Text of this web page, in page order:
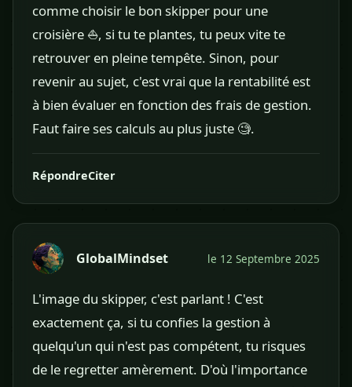
comme choisir le bon skipper pour une
croisière ⛵, si tu te plantes, tu peux vite te
retrouver en pleine tempête. Sinon, pour
revenir au sujet, c'est vrai que la rentabilité est
à bien évaluer en fonction des frais de gestion.
Faut faire ses calculs au plus juste 🧐.
RépondreCiter
GlobalMindset le 12 Septembre 2025
L'image du skipper, c'est parlant ! C'est
exactement ça, si tu confies la gestion à
quelqu'un qui n'est pas compétent, tu risques
de le regretter amèrement. D'où l'importance